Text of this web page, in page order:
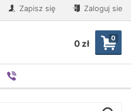
Zapisz się Zaloguj sie
0
0 zł